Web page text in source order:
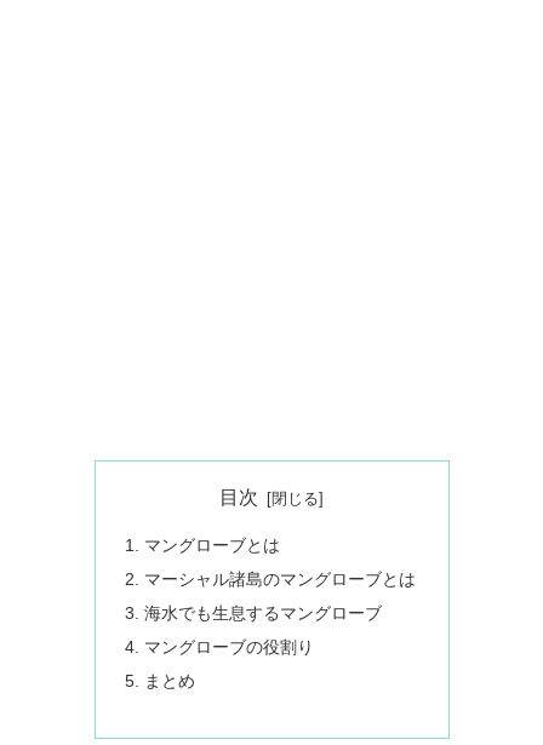
目次
マングローブとは
マーシャル諸島のマングローブとは
海水でも生息するマングローブ
マングローブの役割り
まとめ